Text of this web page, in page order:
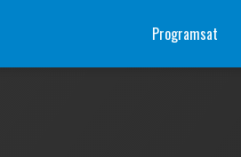
Programsat